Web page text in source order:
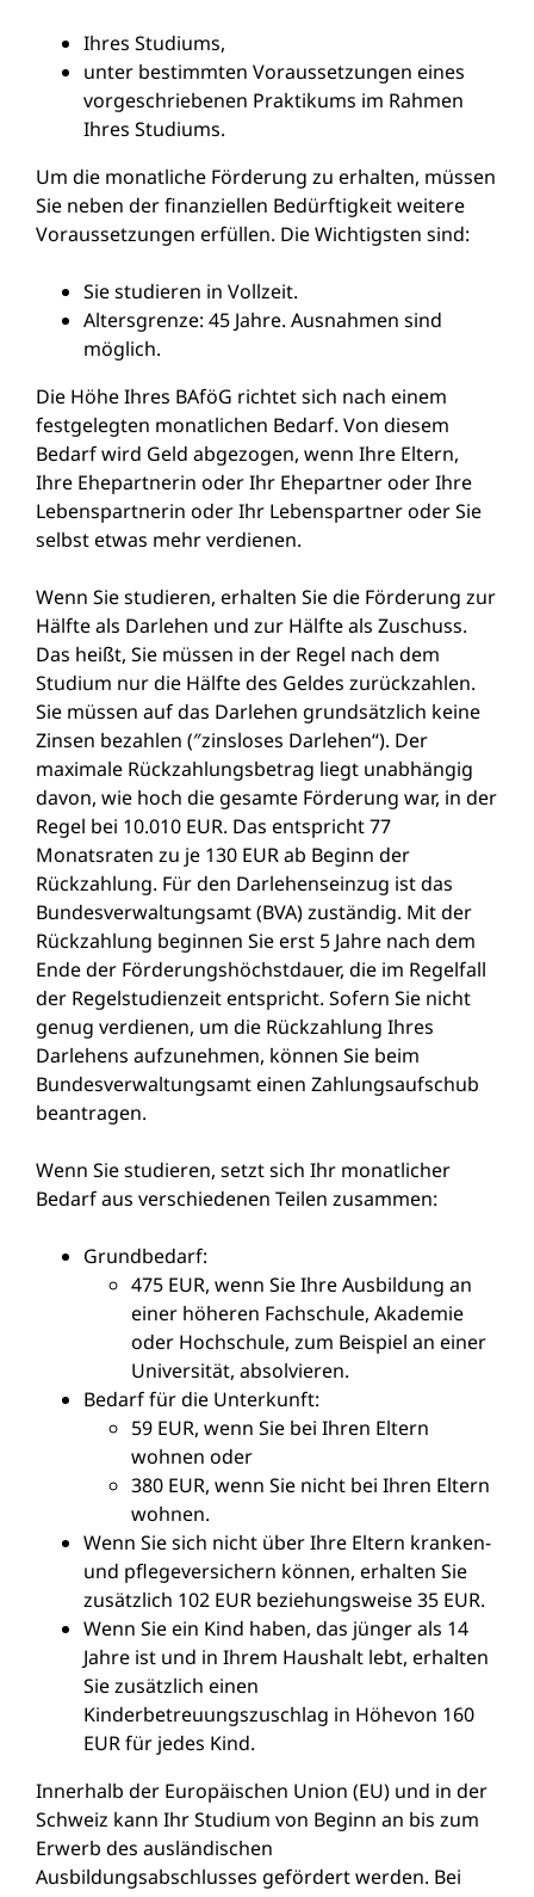
Ihres Studiums,
unter bestimmten Voraussetzungen eines
vorgeschriebenen Praktikums im Rahmen
Ihres Studiums.
Um die monatliche Förderung zu erhalten, müssen
Sie neben der finanziellen Bedürftigkeit weitere
Voraussetzungen erfüllen. Die Wichtigsten sind:
Sie studieren in Vollzeit.
Altersgrenze: 45 Jahre. Ausnahmen sind
möglich.
Die Höhe Ihres BAföG richtet sich nach einem
festgelegten monatlichen Bedarf. Von diesem
Bedarf wird Geld abgezogen, wenn Ihre Eltern,
Ihre Ehepartnerin oder Ihr Ehepartner oder Ihre
Lebenspartnerin oder Ihr Lebenspartner oder Sie
selbst etwas mehr verdienen.
Wenn Sie studieren, erhalten Sie die Förderung zur
Hälfte als Darlehen und zur Hälfte als Zuschuss.
Das heißt, Sie müssen in der Regel nach dem
Studium nur die Hälfte des Geldes zurückzahlen.
Sie müssen auf das Darlehen grundsätzlich keine
Zinsen bezahlen (″zinsloses Darlehen“). Der
maximale Rückzahlungsbetrag liegt unabhängig
davon, wie hoch die gesamte Förderung war, in der
Regel bei 10.010 EUR. Das entspricht 77
Monatsraten zu je 130 EUR ab Beginn der
Rückzahlung. Für den Darlehenseinzug ist das
Bundesverwaltungsamt (BVA) zuständig. Mit der
Rückzahlung beginnen Sie erst 5 Jahre nach dem
Ende der Förderungshöchstdauer, die im Regelfall
der Regelstudienzeit entspricht. Sofern Sie nicht
genug verdienen, um die Rückzahlung Ihres
Darlehens aufzunehmen, können Sie beim
Bundesverwaltungsamt einen Zahlungsaufschub
beantragen.
Wenn Sie studieren, setzt sich Ihr monatlicher
Bedarf aus verschiedenen Teilen zusammen:
Grundbedarf:
475 EUR, wenn Sie Ihre Ausbildung an
einer höheren Fachschule, Akademie
oder Hochschule, zum Beispiel an einer
Universität, absolvieren.
Bedarf für die Unterkunft:
59 EUR, wenn Sie bei Ihren Eltern
wohnen oder
380 EUR, wenn Sie nicht bei Ihren Eltern
wohnen.
Wenn Sie sich nicht über Ihre Eltern kranken-
und pflegeversichern können, erhalten Sie
zusätzlich 102 EUR beziehungsweise 35 EUR.
Wenn Sie ein Kind haben, das jünger als 14
Jahre ist und in Ihrem Haushalt lebt, erhalten
Sie zusätzlich einen
Kinderbetreuungszuschlag in Höhevon 160
EUR für jedes Kind.
Innerhalb der Europäischen Union (EU) und in der
Schweiz kann Ihr Studium von Beginn an bis zum
Erwerb des ausländischen
Ausbildungsabschlusses gefördert werden. Bei